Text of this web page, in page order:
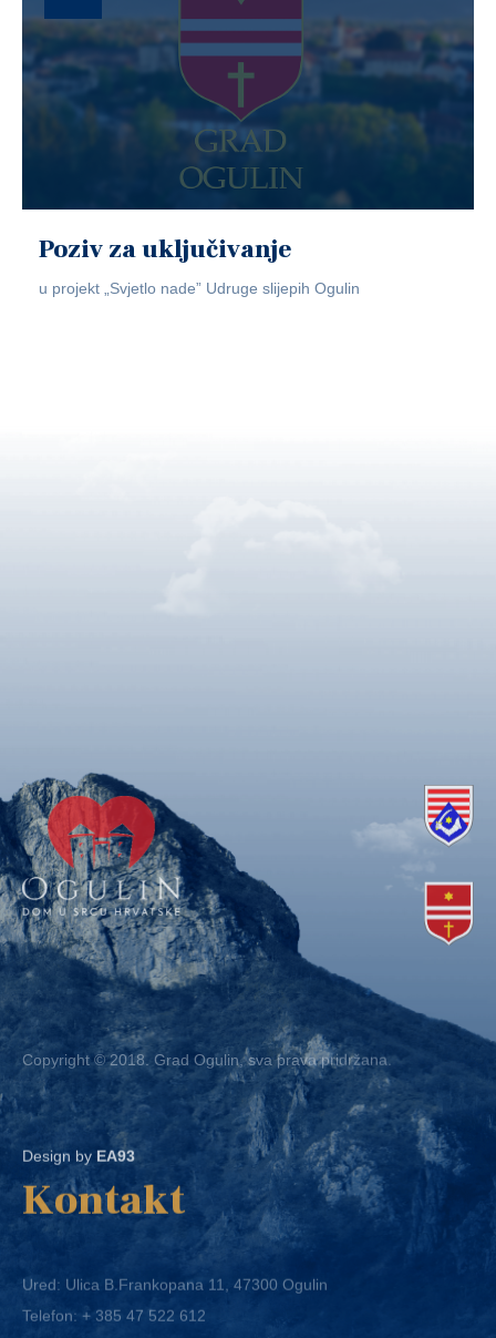
Poziv za uključivanje
u projekt „Svjetlo nade” Udruge slijepih Ogulin
Copyright © 2018. Grad Ogulin, sva prava pridržana.
Design byEA93
Kontakt
Ured: Ulica B.Frankopana 11, 47300 Ogulin
Telefon:+ 385 47 522 612
Telefaks:+ 385 47 522 821